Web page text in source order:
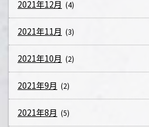
2021年12月 (4)
2021年11月 (3)
2021年10月 (2)
2021年9月 (2)
2021年8月 (5)